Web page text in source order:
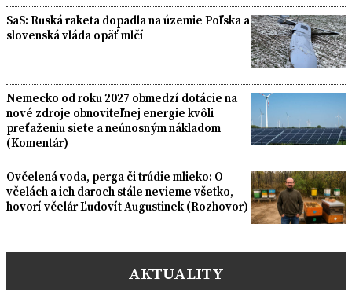
SaS: Ruská raketa dopadla na územie Poľska a
slovenská vláda opäť mlčí
Nemecko od roku 2027 obmedzí dotácie na
nové zdroje obnoviteľnej energie kvôli
preťaženiu siete a neúnosným nákladom
(Komentár)
Ovčelená voda, perga či trúdie mlieko: O
včelách a ich daroch stále nevieme všetko,
hovorí včelár Ľudovít Augustinek (Rozhovor)
AKTUALITY